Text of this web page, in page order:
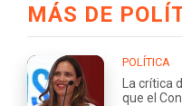
MÁS DE
POLÍTICA
La crítica
que el